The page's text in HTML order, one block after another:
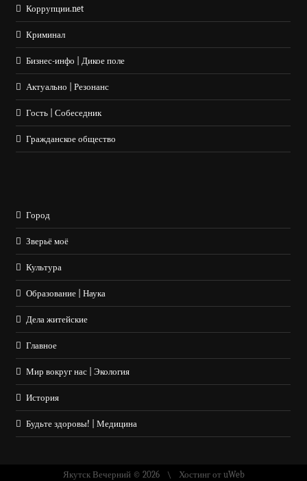
Коррупции.net
Криминал
Бизнес-инфо | Дикое поле
Актуально | Резонанс
Гость | Собеседник
Гражданское общество
Город
Зверьё моё
Культура
Образование | Наука
Дела житейские
Главное
Мир вокруг нас | Экология
История
Будьте здоровы! | Медицина
Якутск Вечерний © 2026 Хостинг от uWeb